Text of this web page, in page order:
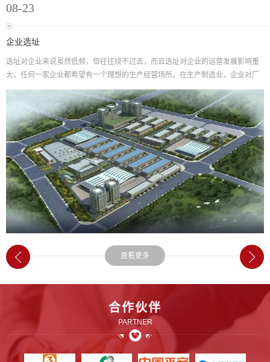
08-23
企业选址
选址对企业来说虽然低频，但往往绕不过去，而且选址对企业的运营发展影响重
大。任何一家企业都希望有一个理想的生产经营场所。在生产制造业，企业对厂
房的需求从来没有减少，但现实的情况是，在上海租赁或购买厂房越来越难，这
其中固然有价格走高的原因，但有钱也找不到厂房的情况也极为常见。
查看更多
合作伙伴
PARTNER